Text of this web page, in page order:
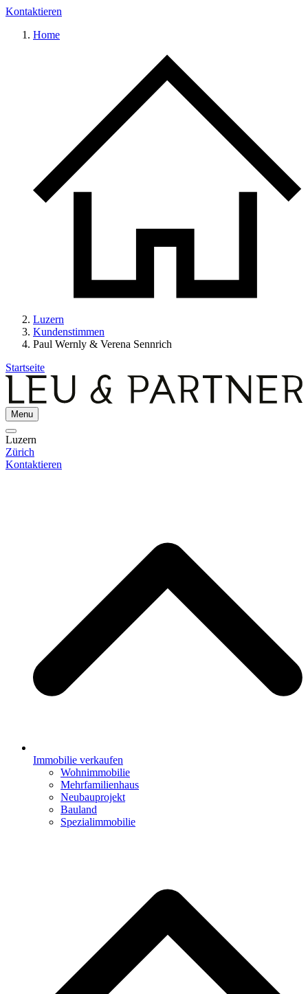
Kontaktieren
Home
Luzern
Kundenstimmen
Paul Wernly & Verena Sennrich
Startseite
Menu
Luzern
Zürich
Kontaktieren
Immobilie verkaufen
Wohnimmobilie
Mehrfamilienhaus
Neubauprojekt
Bauland
Spezialimmobilie